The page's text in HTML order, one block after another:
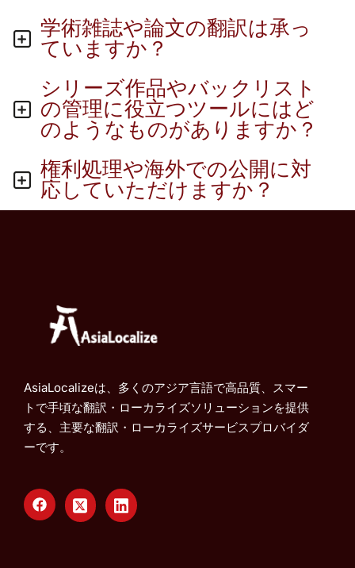
学術雑誌や論文の翻訳は承っ
ていますか？
シリーズ作品やバックリスト
の管理に役立つツールにはど
のようなものがありますか？
権利処理や海外での公開に対
応していただけますか？
AsiaLocalizeは、多くのアジア言語で高品質、スマー
トで手頃な翻訳・ローカライズソリューションを提供
する、主要な翻訳・ローカライズサービスプロバイダ
ーです。